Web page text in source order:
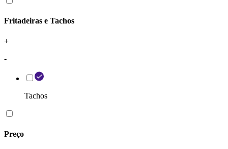
Fritadeiras e Tachos
+
-
Tachos
Preço